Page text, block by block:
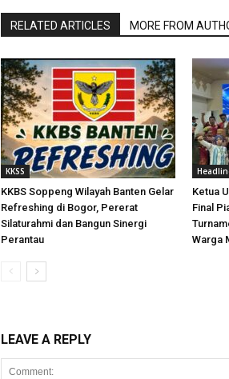
RELATED ARTICLES MORE FROM
KKSS
KKBS Soppeng Wilayah Banten Gelar
Refreshing di Bogor, Pererat
Silaturahmi dan Bangun Sinergi
Perantau
Ketua
Final
Warga
LEAVE A REPLY